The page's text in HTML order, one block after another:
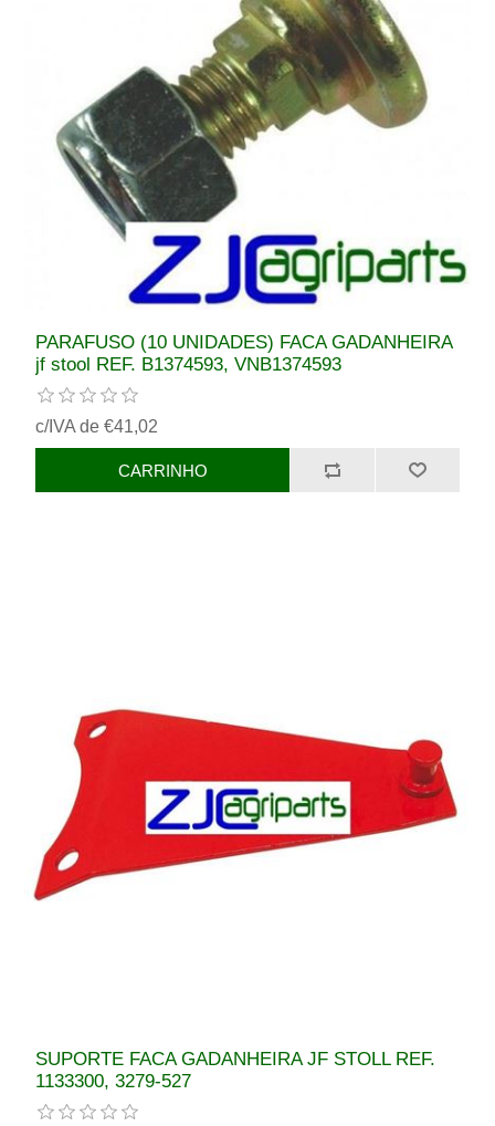
PARAFUSO (10 UNIDADES) FACA GADANHEIRA
jf stool REF. B1374593, VNB1374593
c/IVA de €41,02
SUPORTE FACA GADANHEIRA JF STOLL REF.
1133300, 3279-527